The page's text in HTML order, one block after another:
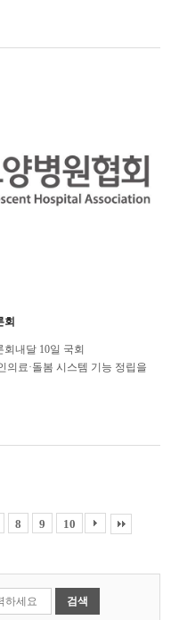
회
내달 10일 국회
의료·돌봄 시스템 기능 정립을
급여화, 일당정액수가 개�...
8 9 10
검색